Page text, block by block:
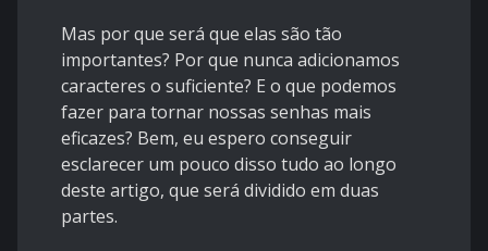
Mas por que será que elas são tão
importantes? Por que nunca adicionamos
caracteres o suficiente? E o que podemos
fazer para tornar nossas senhas mais
eficazes? Bem, eu espero conseguir
esclarecer um pouco disso tudo ao longo
deste artigo, que será dividido em duas
partes.